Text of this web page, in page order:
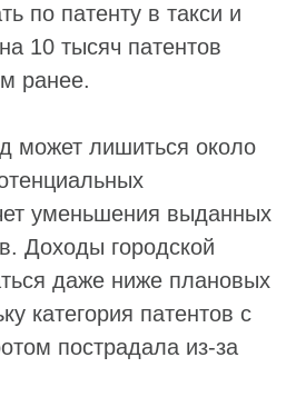
по патенту в такси и
10 тысяч патентов
ранее.
может лишиться около
уменьшения выданных
Доходы городской
даже ниже плановых
категория патентов с
пострадала из-за